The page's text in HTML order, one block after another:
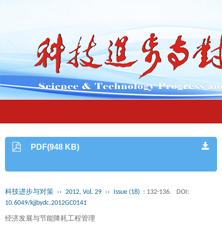
PDF(948 KB)
科技进步与对策 ›› 2012, Vol. 29 ›› Issue (18) : 132-136.
DOI:
10.6049/kjjbydc.2012GC0141
经济发展与节能降耗工程管理